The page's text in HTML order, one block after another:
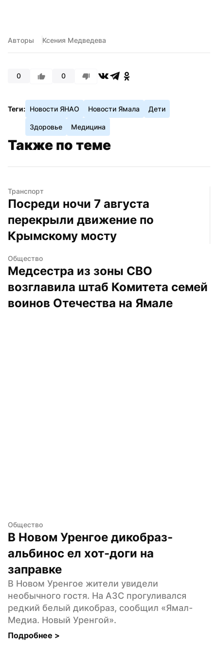
Авторы Ксения Медведева
0 0
Теги: Новости ЯНАО Новости Ямала Дети
Здоровье Медицина
Также по теме
Транспорт
Посреди ночи 7 августа
перекрыли движение по
Крымскому мосту
Общество
Медсестра из зоны СВО
возглавила штаб Комитета семей
воинов Отечества на Ямале
Общество
В Новом Уренгое дикобраз-
альбинос ел хот-доги на
заправке
В Новом Уренгое жители увидели
необычного гостя. На АЗС прогуливался
редкий белый дикобраз, сообщил «Ямал-
Медиа. Новый Уренгой».
Подробнее >